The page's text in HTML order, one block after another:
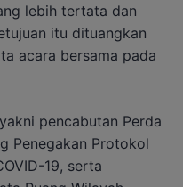
lebih tertata dan
itu dituangkan
acara bersama pada
pencabutan Perda
Penegakan Protokol
19, serta